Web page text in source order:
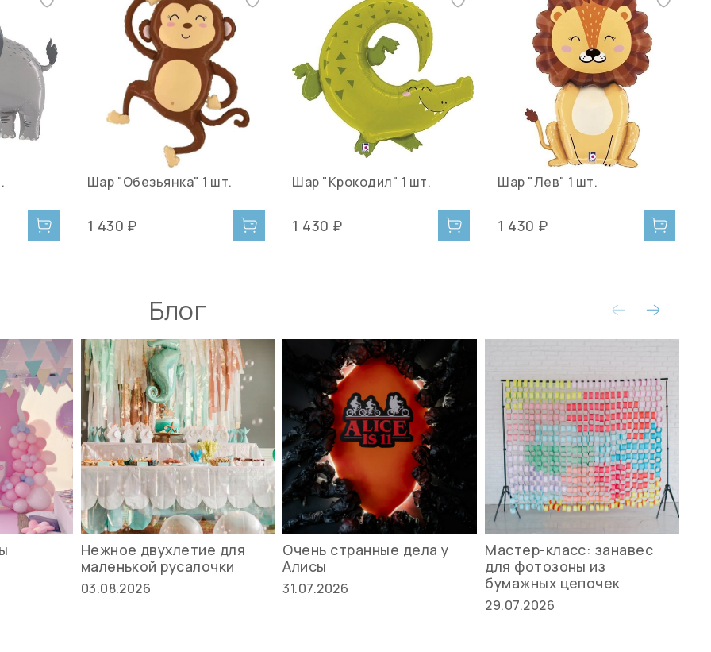
Шар "Обезьянка" 1 шт.
1 430 ₽
Шар "Крокодил" 1 шт.
1 430 ₽
Шар "Лев" 1 шт.
1 430 ₽
Блог
Нежное двухлетие для
маленькой русалочки
03.08.2026
Очень странные дела у
Алисы
31.07.2026
Мастер-класс: занавес
для фотозоны из
бумажных цепочек
29.07.2026